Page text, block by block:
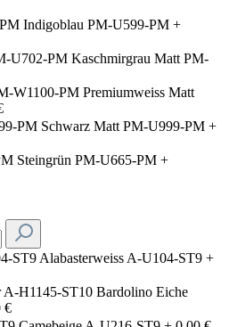
Indigoblau PM-U599-PM +
Kaschmirgrau Matt PM-
Premiumweiss Matt
Schwarz Matt PM-U999-PM +
Steingrün PM-U665-PM +
Alabasterweiss A-U104-ST9 +
Bardolino Eiche
€